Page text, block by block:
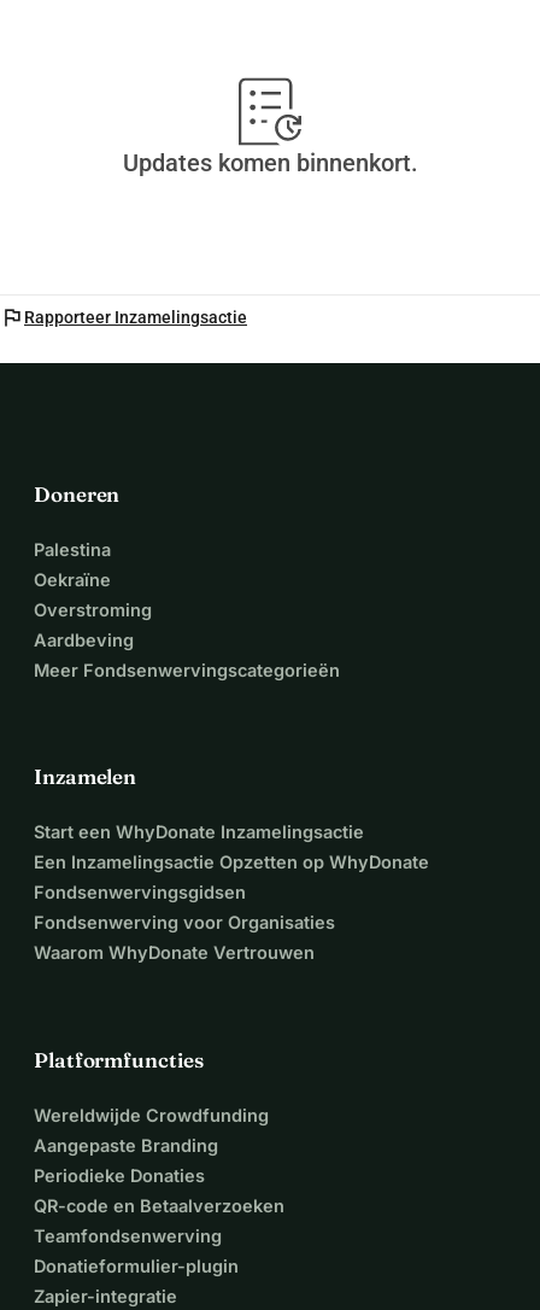
Updates komen binnenkort.
flag Rapporteer Inzamelingsactie
Doneren
Palestina
Oekraïne
Overstroming
Aardbeving
Meer Fondsenwervingscategorieën
Inzamelen
Start een WhyDonate Inzamelingsactie
Een Inzamelingsactie Opzetten op WhyDonate
Fondsenwervingsgidsen
Fondsenwerving voor Organisaties
Waarom WhyDonate Vertrouwen
Platformfuncties
Wereldwijde Crowdfunding
Aangepaste Branding
Periodieke Donaties
QR-code en Betaalverzoeken
Teamfondsenwerving
Donatieformulier-plugin
Zapier-integratie